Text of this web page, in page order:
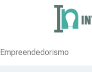
Empreendedorismo